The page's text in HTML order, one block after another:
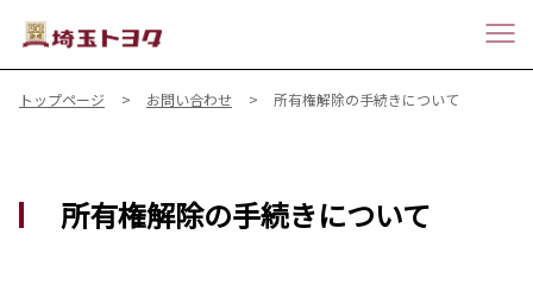
トップページ お問い合わせ 所有権解除の手続きについて
所有権解除の手続きについて